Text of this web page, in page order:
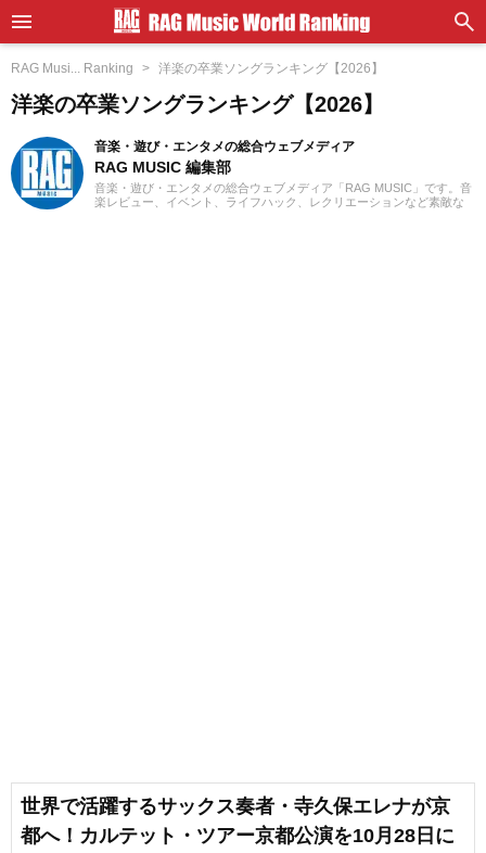
RAG Musi... Ranking 洋楽の卒業ソングランキング【2026】
洋楽の卒業ソングランキング【2026】
音楽・遊び・エンタメの総合ウェブメディア
RAG MUSIC 編集部
音楽・遊び・エンタメの総合ウェブメディア「RAG MUSIC」です。音
楽レビュー、イベント、ライフハック、レクリエーションなど素敵な
世界で活躍するサックス奏者・寺久保エレナが京
都へ！カルテット・ツアー京都公演を10月28日に